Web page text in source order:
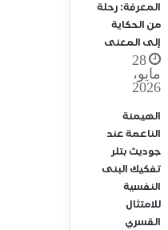
المعرفة: رحلة
من الحكاية
إلى المعنى
28
مايو،
2026
الهيمنة
الناعمة عند
جوديث بتلر
تفكيك البنى
النفسية
للامتثال
القسري